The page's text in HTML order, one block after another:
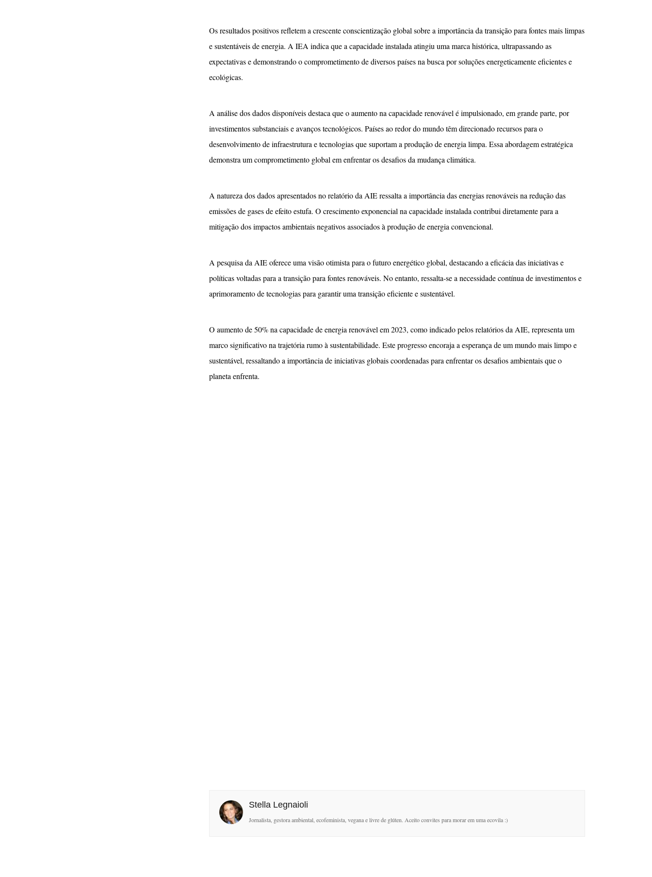
Os resultados positivos refletem a crescente conscientização global sobre a importância da transição para fontes mais limpas
e sustentáveis de energia. A IEA indica que a capacidade instalada atingiu uma marca histórica, ultrapassando as
expectativas e demonstrando o comprometimento de diversos países na busca por soluções energeticamente eficientes e
ecológicas.
A análise dos dados disponíveis destaca que o aumento na capacidade renovável é impulsionado, em grande parte, por
investimentos substanciais e avanços tecnológicos. Países ao redor do mundo têm direcionado recursos para o
desenvolvimento de infraestrutura e tecnologias que suportam a produção de energia limpa. Essa abordagem estratégica
demonstra um comprometimento global em enfrentar os desafios da mudança climática.
A natureza dos dados apresentados no relatório da AIE ressalta a importância das energias renováveis na redução das
emissões de gases de efeito estufa. O crescimento exponencial na capacidade instalada contribui diretamente para a
mitigação dos impactos ambientais negativos associados à produção de energia convencional.
A pesquisa da AIE oferece uma visão otimista para o futuro energético global, destacando a eficácia das iniciativas e
políticas voltadas para a transição para fontes renováveis. No entanto, ressalta-se a necessidade contínua de investimentos e
aprimoramento de tecnologias para garantir uma transição eficiente e sustentável.
O aumento de 50% na capacidade de energia renovável em 2023, como indicado pelos relatórios da AIE, representa um
marco significativo na trajetória rumo à sustentabilidade. Este progresso encoraja a esperança de um mundo mais limpo e
sustentável, ressaltando a importância de iniciativas globais coordenadas para enfrentar os desafios ambientais que o
planeta enfrenta.
Stella Legnaioli
Jornalista, gestora ambiental, ecofeminista, vegana e livre de glúten. Aceito convites para morar em uma ecovila :)